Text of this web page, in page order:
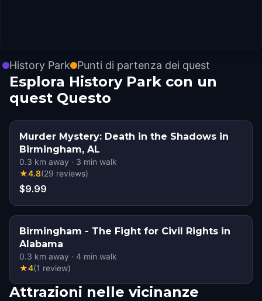
History Park Punti di partenza dei quest
Esplora History Park con un
quest Questo
Murder Mystery: Death in the Shadows in
Birmingham, AL
0.3 km away · 3 min walk
★4.8(29 reviews)
$9.99
Birmingham - The Fight for Civil Rights in
Alabama
0.3 km away · 4 min walk
★4(1 review)
Attrazioni nelle vicinanze